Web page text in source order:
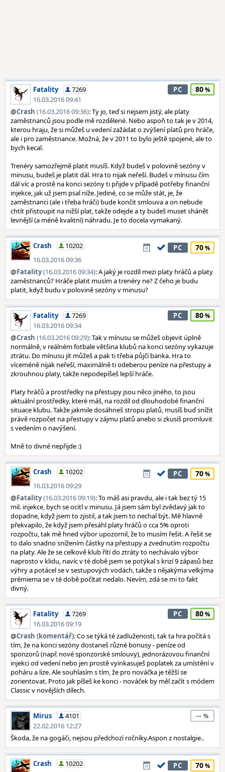
Fatality
7269
16.03.2016 09:41
PC 80
@Crash (16.03.2016 09:36): Ty jo, teď si nejsem jistý, ale platy
zaměstnanců jsou podle mě rozdělené. Nebo aspoň to tak je v 2014,
kterou hraju, že si můžeš u vedení zažádat o zvýšení platů pro hráče,
ale i pro zaměstnance. Možná, že v 2011 to bylo ještě spojené, ale to
bych kecal.
Trenéry samozřejmě platit musíš. Když budeš v polovině sezóny v
minusu, budeš je platit dál. Hra to nijak neřeší. Budeš v mínusu čím
dál víc a prostě na konci sezóny ti přijde v případě potřeby finanční
injekce, jak už jsem psal níže. Jediné, co se může stát, je, že
zaměstnanci (ale i třeba hráči) bude končit smlouva a on nebude
chtít přistoupit na nižší plat, takže odejde a ty budeš muset shánět
levnější (a méně kvalitní) náhradu. Je to docela vymakaný.
Crash
10202
16.03.2016 09:36
PC 70
@Fatality(16.03.2016 09:34): A jaký je rozdíl mezi platy hráčů a platy
zaměstnanců? Hráče platit musím a trenéry ne? Z čeho je budu
platit, když budu v polovině sezóny v minusu?
Fatality
7269
16.03.2016 09:34
PC 80
@Crash (16.03.2016 09:29): Tak v mínusu se můžeš objevit úplně
normálně, v reálném fotbale většina klubů na konci sezóny vykazuje
ztrátu. Do mínusu jít můžeš a pak ti třeba půjčí banka. Hra to
víceméně nijak neřeší, maximálně ti odeberou peníze na přestupy a
zkrouhnou platy, takže nepodepíšeš lepší hráče.
Platy hráčů a prostředky na přestupy jsou něco jiného, to jsou
aktuální prostředky, které máš, na rozdíl od dlouhodobé finanční
situace klubu. Takže jakmile dosáhneš stropu platů, musíš buď snížit
právě rozpočet na přestupy v zájmu platů anebo si zkusíš promluvit
s vedením o navýšení.
Mně to divné nepřijde :)
Crash
10202
16.03.2016 09:29
PC 70
@Fatality(16.03.2016 09:19): To máš asi pravdu, ale i tak bez tý 15
mil. injekce, bych se ocitl v minusu. Já jsem sám byl zvědavý jak to
dopadne, když jsem to zjistil, a tak jsem to nechal být. Mě hlavně
překvapilo, že když jsem přesáhl platy hráčů o cca 5% oproti
rozpočtu, tak mě hned výbor upozornil, že to musím řešit. A řešit se
to dalo snadno snížením částky na přestupy a zvednutím rozpočtu
na platy. Ale že se celkově klub řítí do ztráty to nechávalo výbor
naprosto v klidu, navíc v té době jsem se potýkal s krizí 9 zápasů bez
výhry a potácel se v sestupových vodách, takže s nějakýma velkýma
prémiema se v té době počítat nedalo. Nevím, zdá se mi to fakt
divný.
Fatality
7269
16.03.2016 09:19
PC 80
@Crash (komentář): Co se týká té zadluženosti, tak ta hra počítá s
tím, že na konci sezóny dostaneš různé bonusy - peníze od
sponzorů (např. nové sponzorské smlouvy), jednorázovou finanční
injekci od vedení nebo jen prostě vyinkasuješ poplatek za umístění v
poháru a lize. Ale souhlasím s tím, že pro nováčka je těžší se
zorientovat. Proto jak píšeš ke konci - nováček by měl začít s módem
Classic v novějších dílech.
Mirus
4101
22.02.2016 12:27
--
Škoda, že na gogáči, nejsou předchozí ročníky.Aspon z nostalgie..
Crash 10202 PC 70